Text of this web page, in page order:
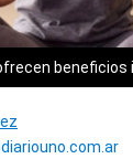
beneficios